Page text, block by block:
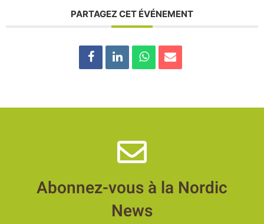
PARTAGEZ CET ÉVÉNEMENT
Abonnez-vous à la Nordic
News